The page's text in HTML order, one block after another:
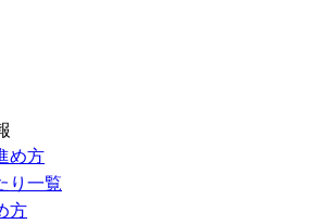
め方
り一覧
方